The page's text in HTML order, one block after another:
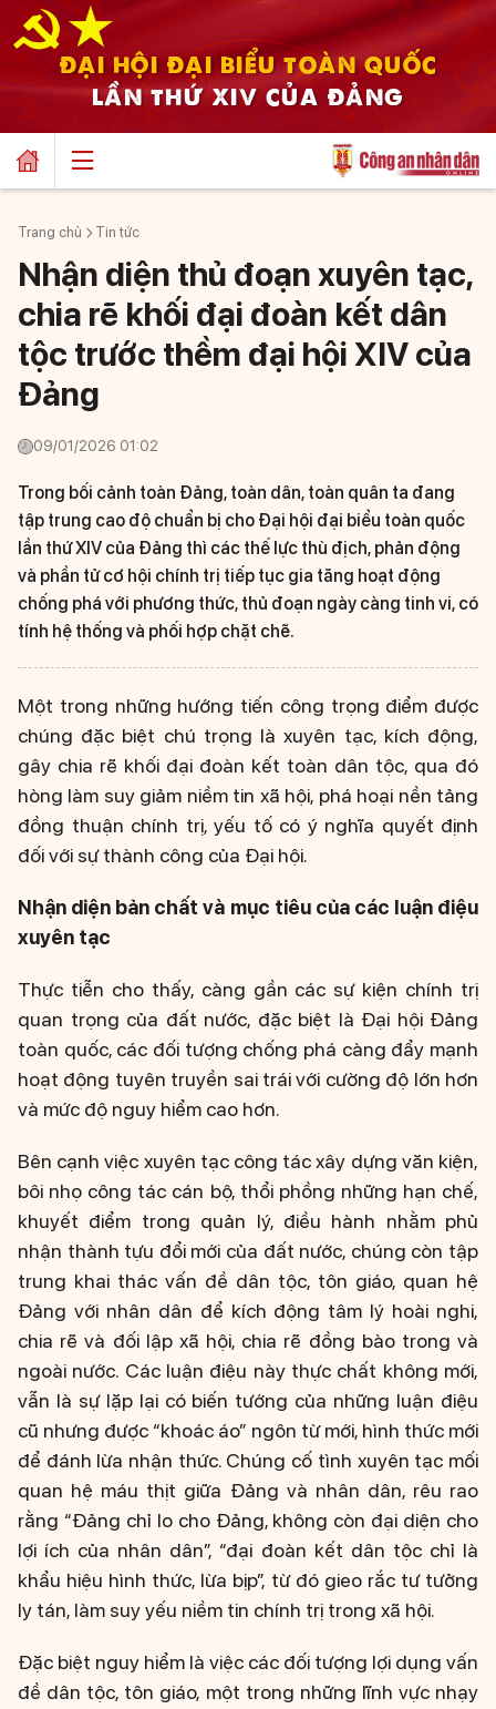
ĐẠI HỘI ĐẠI BIỂU TOÀN QUỐC
LẦN THỨ XIV CỦA ĐẢNG
Trang chủ Tin tức
Nhận diện thủ đoạn xuyên tạc,
chia rẽ khối đại đoàn kết dân
tộc trước thềm đại hội XIV của
Đảng
09/01/2026 01:02
Trong bối cảnh toàn Đảng, toàn dân, toàn quân ta đang
tập trung cao độ chuẩn bị cho Đại hội đại biểu toàn quốc
lần thứ XIV của Đảng thì các thế lực thù địch, phản động
và phần tử cơ hội chính trị tiếp tục gia tăng hoạt động
chống phá với phương thức, thủ đoạn ngày càng tinh vi, có
tính hệ thống và phối hợp chặt chẽ.
Một trong những hướng tiến công trọng điểm được
chúng đặc biệt chú trọng là xuyên tạc, kích động,
gây chia rẽ khối đại đoàn kết toàn dân tộc, qua đó
hòng làm suy giảm niềm tin xã hội, phá hoại nền tảng
đồng thuận chính trị, yếu tố có ý nghĩa quyết định
đối với sự thành công của Đại hội.
Nhận diện bản chất và mục tiêu của các luận điệu
xuyên tạc
Thực tiễn cho thấy, càng gần các sự kiện chính trị
quan trọng của đất nước, đặc biệt là Đại hội Đảng
toàn quốc, các đối tượng chống phá càng đẩy mạnh
hoạt động tuyên truyền sai trái với cường độ lớn hơn
và mức độ nguy hiểm cao hơn.
Bên cạnh việc xuyên tạc công tác xây dựng văn kiện,
bôi nhọ công tác cán bộ, thổi phồng những hạn chế,
khuyết điểm trong quản lý, điều hành nhằm phủ
nhận thành tựu đổi mới của đất nước, chúng còn tập
trung khai thác vấn đề dân tộc, tôn giáo, quan hệ
Đảng với nhân dân để kích động tâm lý hoài nghi,
chia rẽ và đối lập xã hội, chia rẽ đồng bào trong và
ngoài nước. Các luận điệu này thực chất không mới,
vẫn là sự lặp lại có biến tướng của những luận điệu
cũ nhưng được “khoác áo” ngôn từ mới, hình thức mới
để đánh lừa nhận thức. Chúng cố tình xuyên tạc mối
quan hệ máu thịt giữa Đảng và nhân dân, rêu rao
rằng “Đảng chỉ lo cho Đảng, không còn đại diện cho
lợi ích của nhân dân”, “đại đoàn kết dân tộc chỉ là
khẩu hiệu hình thức, lừa bịp”, từ đó gieo rắc tư tưởng
ly tán, làm suy yếu niềm tin chính trị trong xã hội.
Đặc biệt nguy hiểm là việc các đối tượng lợi dụng vấn
đề dân tộc, tôn giáo, một trong những lĩnh vực nhạy